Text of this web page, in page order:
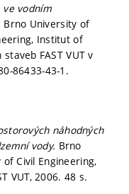
ve vodním
Brno University of
Institut of
FAST VUT v
86433-43-1.
náhodných
vody. Brno
Civil Engineering,
VUT, 2006. 48 s.